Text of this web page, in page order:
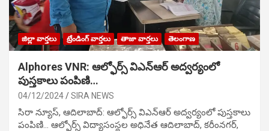
జిల్లా వార్తలు ట్రేండింగ్ వార్తలు తాజా వార్తలు తెలంగాణ
Alphores VNR: ఆల్ఫోర్స్ విఎన్ఆర్ అద్వర్యంలో
పుస్తకాలు పంపిణి…
04/12/2024 SIRA NEWS
సిరా న్యూస్, ఆదిలాబాద్: ఆల్ఫోర్స్ విఎన్ఆర్ అద్వర్యంలో పుస్తకాలు
పంపిణి… ఆల్ఫోర్స్ విద్యాసంస్థల అధినేత ఆదిలాబాద్, కరీంనగర్,